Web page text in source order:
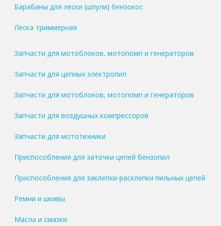
Барабаны для лески (шпули) бензокос
Леска триммерная
Запчасти для мотоблоков, мотопомп и генераторов
Запчасти для цепных электропил
Запчасти для мотоблоков, мотопомп и генераторов
Запчасти для воздушных компрессоров
Запчасти для мототехники
Приспособления для заточки цепей бензопил
Приспособления для заклепки-расклепки пильных цепей
Ремни и шкивы
Масла и смазки